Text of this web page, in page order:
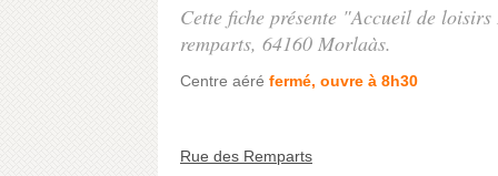
Cette fiche présente "Accueil de
remparts, 64160 Morlaàs.
Centre aéré fermé, ouvre à 8h30
Rue des Remparts